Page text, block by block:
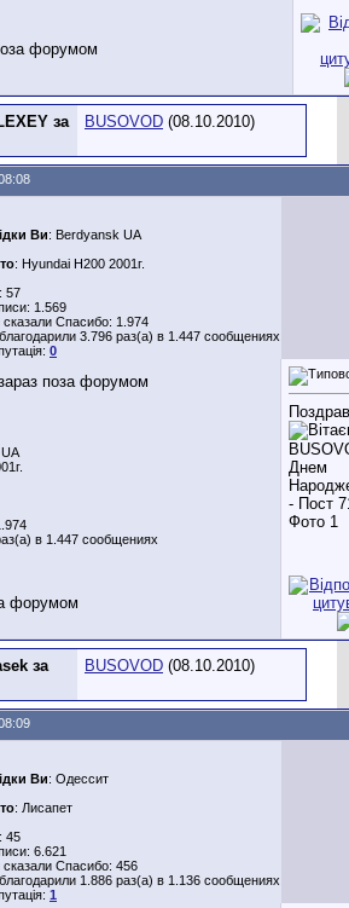
за
BUSOVOD (08.10.2010)
Ви: Berdyansk UA
: Hyundai H200 2001г.
57
1.569
Спасибо: 1.974
3.796 раз(а) в 1.447 сообщениях
0
в 1.447 сообщениях
за
BUSOVOD (08.10.2010)
Ви: Одессит
: Лисапет
45
6.621
Спасибо: 456
1.886 раз(а) в 1.136 сообщениях
1